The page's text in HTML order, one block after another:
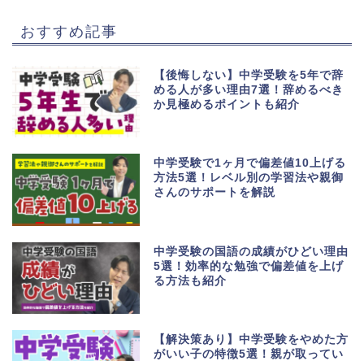
おすすめ記事
【後悔しない】中学受験を5年で辞
める人が多い理由7選！辞めるべき
か見極めるポイントも紹介
中学受験で1ヶ月で偏差値10上げる
方法5選！レベル別の学習法や親御
さんのサポートを解説
中学受験の国語の成績がひどい理由
5選！効率的な勉強で偏差値を上げ
る方法も紹介
【解決策あり】中学受験をやめた方
がいい子の特徴5選！親が取ってい